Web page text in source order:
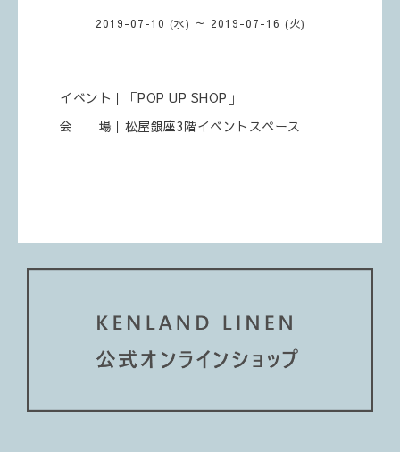
2019-07-10 (水) ～ 2019-07-16 (火)
イベント｜「POP UP SHOP」
会 場｜松屋銀座3階イベントスペース